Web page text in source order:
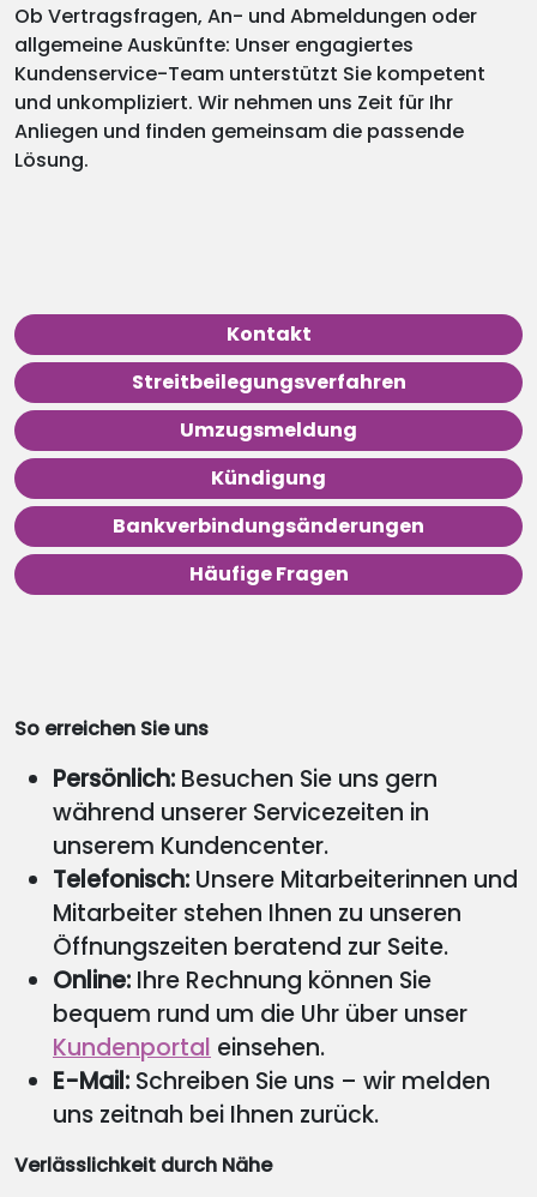
Ob Vertragsfragen, An- und Abmeldungen oder
allgemeine Auskünfte: Unser engagiertes
Kundenservice-Team unterstützt Sie kompetent
und unkompliziert. Wir nehmen uns Zeit für Ihr
Anliegen und finden gemeinsam die passende
Lösung.
Kontakt
Streitbeilegungsverfahren
Umzugsmeldung
Kündigung
Bankverbindungsänderungen
Häufige Fragen
So erreichen Sie uns
Persönlich: Besuchen Sie uns gern
während unserer Servicezeiten in
unserem Kundencenter.
Telefonisch: Unsere Mitarbeiterinnen und
Mitarbeiter stehen Ihnen zu unseren
Öffnungszeiten beratend zur Seite.
Online: Ihre Rechnung können Sie
bequem rund um die Uhr über unser
Kundenportal einsehen.
E-Mail: Schreiben Sie uns – wir melden
uns zeitnah bei Ihnen zurück.
Verlässlichkeit durch Nähe